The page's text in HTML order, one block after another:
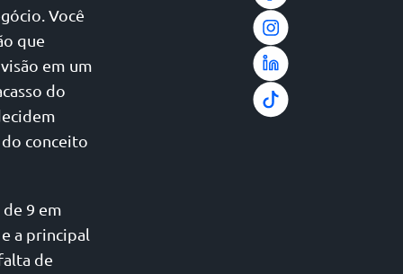
Você
que
em um
do
conceito
9 em
a principal
de